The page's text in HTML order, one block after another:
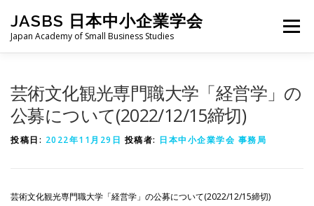
JASBS 日本中小企業学会
Japan Academy of Small Business Studies
メニュー
芸術文化観光専門職大学「経営学」の
公募について(2022/12/15締切)
投稿日: 2022年11月29日 投稿者: 日本中小企業学会 事務局
芸術文化観光専門職大学「経営学」の公募について(2022/12/15締切)